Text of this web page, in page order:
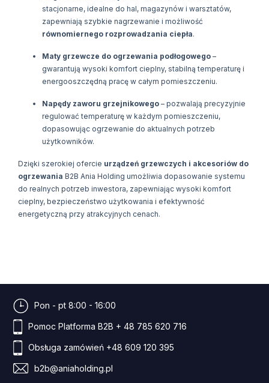
stacjonarne, idealne do hal, magazynów i warsztatów,
zapewniają szybkie nagrzewanie i możliwość
równomiernego rozprowadzania ciepła.
Maty grzewcze do ogrzewania podłogowego –
gwarantują wysoki komfort cieplny, stabilną temperaturę i
energooszczędną pracę w całym pomieszczeniu.
Napędy zaworu grzejnikowego – pozwalają precyzyjnie
regulować temperaturę w każdym pomieszczeniu,
dopasowując ogrzewanie do aktualnych potrzeb
użytkowników.
Dzięki szerokiej ofercie urządzeń grzewczych i akcesoriów do
ogrzewania B2B Ania Holding umożliwia dopasowanie systemu
do realnych potrzeb inwestora, zapewniając wysoki komfort
cieplny, bezpieczeństwo użytkowania i efektywność
energetyczną przy atrakcyjnych cenach.
Pon - pt 8:00 - 16:00
Pomoc Platforma B2B + 48 785 620 716
Obsługa zamówień +48 609 120 395
b2b@aniaholding.pl